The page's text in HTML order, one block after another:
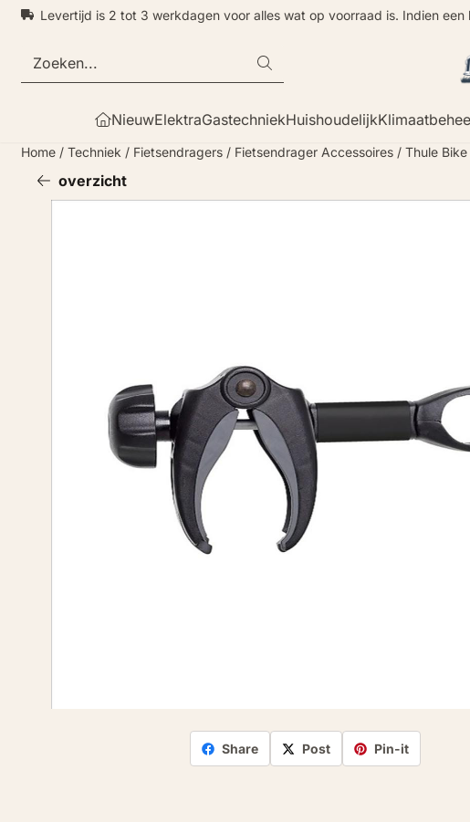
Cookievoorkeuren zijn momenteel gesloten.
Levertijd is 2 tot 3 werkdagen voor alles wat op voorraad is. Indien
Zoeken
NieuwElektraGastechniekHuishoudelijk
Home / Techniek / Fietsendragers / Fietsendrager Accessoires / Thule
overzicht
Share Post Pin-it